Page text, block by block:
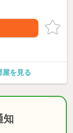
屋を見る
知